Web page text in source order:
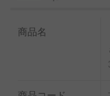
い、受賞（章）祝
方へお贈りするお
商品名